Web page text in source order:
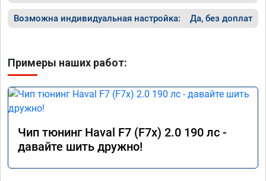
Возможна индивидуальная настройка: Да, без доплат
Примеры наших работ:
Чип тюнинг Haval F7 (F7x) 2.0 190 лс -
давайте шить дружно!